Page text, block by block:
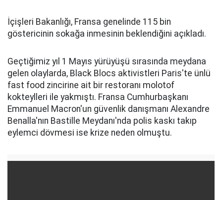
İçişleri Bakanlığı, Fransa genelinde 115 bin
göstericinin sokağa inmesinin beklendiğini açıkladı.
Geçtiğimiz yıl 1 Mayıs yürüyüşü sırasında meydana
gelen olaylarda, Black Blocs aktivistleri Paris'te ünlü
fast food zincirine ait bir restoranı molotof
kokteylleri ile yakmıştı. Fransa Cumhurbaşkanı
Emmanuel Macron'un güvenlik danışmanı Alexandre
Benalla'nın Bastille Meydanı'nda polis kaskı takıp
eylemci dövmesi ise krize neden olmuştu.